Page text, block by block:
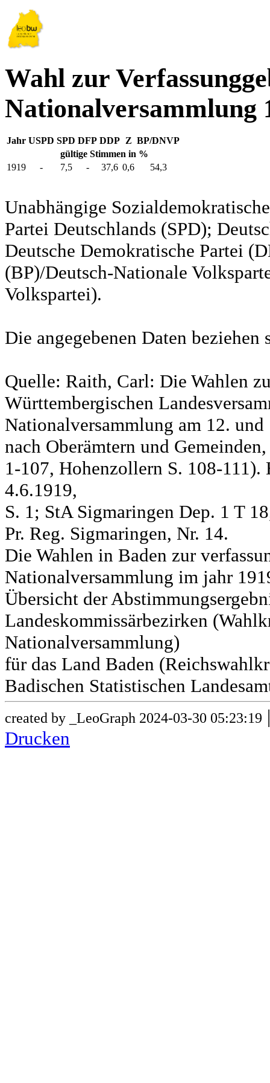
Wahl zur
Nationalversammlung
Jahr USPD SPD DFP DDP Z BP/DNVP
gültige Stimmen in %
1919
- 7,5 - 37,6 0,6 54,3
Unabhängige
Partei Deutschlands (SPD);
Deutsche Demokratische Partei
(BP)/Deutsch-Nationale
Volkspartei).
Die angegebenen Daten
Quelle: Raith, Carl: Die Wahlen
Württembergischen
Nationalversammlung am 12. und
nach Oberämtern und
1-107, Hohenzollern S. 108-
4.6.1919,
S. 1; StA Sigmaringen Dep. 1 T
Pr. Reg. Sigmaringen, Nr. 14.
Die Wahlen in Baden zur
Nationalversammlung im jahr
Übersicht der
Landeskommissärbezirken
Nationalversammlung)
für das Land Baden
Badischen Statistischen
created by _LeoGraph 2024-03-30 05:23:19
Drucken